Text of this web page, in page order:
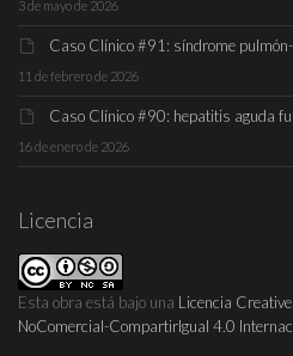
3 de mayo de 2026
Caso Clínico #91: síndrome
11 de febrero de 2026
Caso Clínico #90: hepatitis aguda
16 de enero de 2026
Licencia
Esta obra está bajo una Licencia
NoComercial-CompartirIgual 4.0